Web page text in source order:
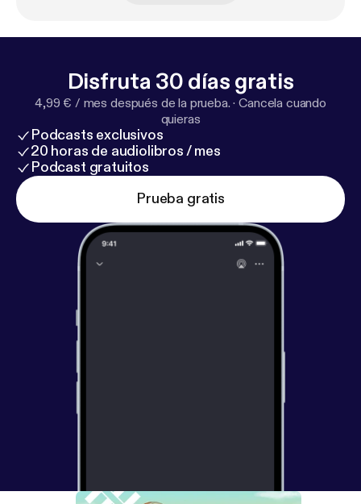
Instagram @elextraordinario.wtf [https://www.insta
gram.com/elextraordinario.wtf/] X @extraordinario
https://twitter.com/Extraordinario
Tiktok @el_extraordinario [ https://www.tiktok.com/
@el_extraordinario?lang=es
Disfruta 30 días gratis
4,99 € / mes después de la prueba. ·Cancela cuando
quieras
Podcasts exclusivos
20 horas de audiolibros / mes
Podcast gratuitos
Prueba gratis